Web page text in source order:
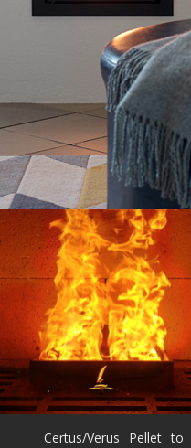
Certus/Verus Pellet to